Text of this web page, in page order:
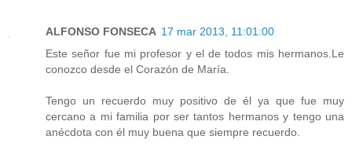
ALFONSO FONSECA 17 mar 2013, 11:01:00
Este señor fue mi profesor y el de todos mis hermanos.Le
conozco desde el Corazón de María.
Tengo un recuerdo muy positivo de él ya que fue muy
cercano a mi familia por ser tantos hermanos y tengo una
anécdota con él muy buena que siempre recuerdo.